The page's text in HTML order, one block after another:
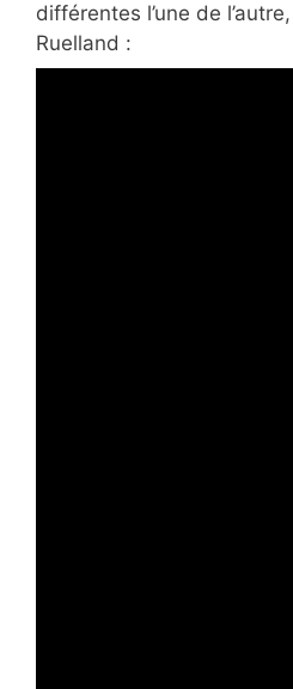
différentes l’une de
Ruelland :